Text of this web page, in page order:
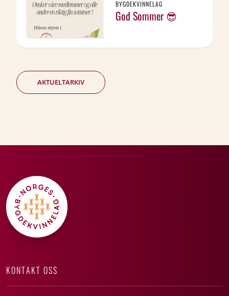
BYGDEKVINNELAG
God Sommer 😎
AKTUELTARKIV
KONTAKT OSS